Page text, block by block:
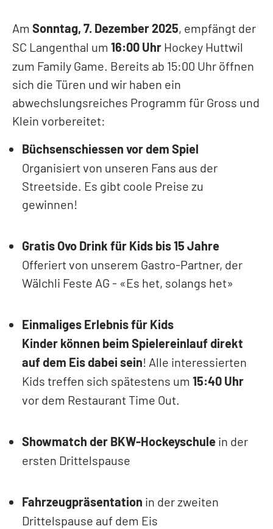
PRIVATE CLUB
Kontakt
Mitglieder
Anlässe
LEGENDEN
Am Sonntag, 7. Dezember 2025, empfängt der
SC Langenthal um 16:00 UhrHockey Huttwil
zum Family Game. Bereits ab 15:00 Uhr öffnen
sich die Türen und wir haben ein
abwechslungsreiches Programm für Gross und
Klein vorbereitet:
Büchsenschiessen vor dem Spiel
Organisiert von unseren Fans aus der
Streetside. Es gibt coole Preise zu
gewinnen!
Gratis Ovo Drink für Kids bis 15 Jahre
Offeriert von unserem Gastro-Partner, der
Wälchli Feste AG - «Es het, solangs het»
Einmaliges Erlebnis für Kids
Kinder können beim Spielereinlauf direkt
auf dem Eis dabei sein! Alle interessierten
Kids treffen sich spätestens um 15:40 Uhr
vor dem Restaurant Time Out.
Showmatch der BKW-Hockeyschulein der
ersten Drittelspause
Fahrzeugpräsentation in der zweiten
Drittelspause auf dem Eis